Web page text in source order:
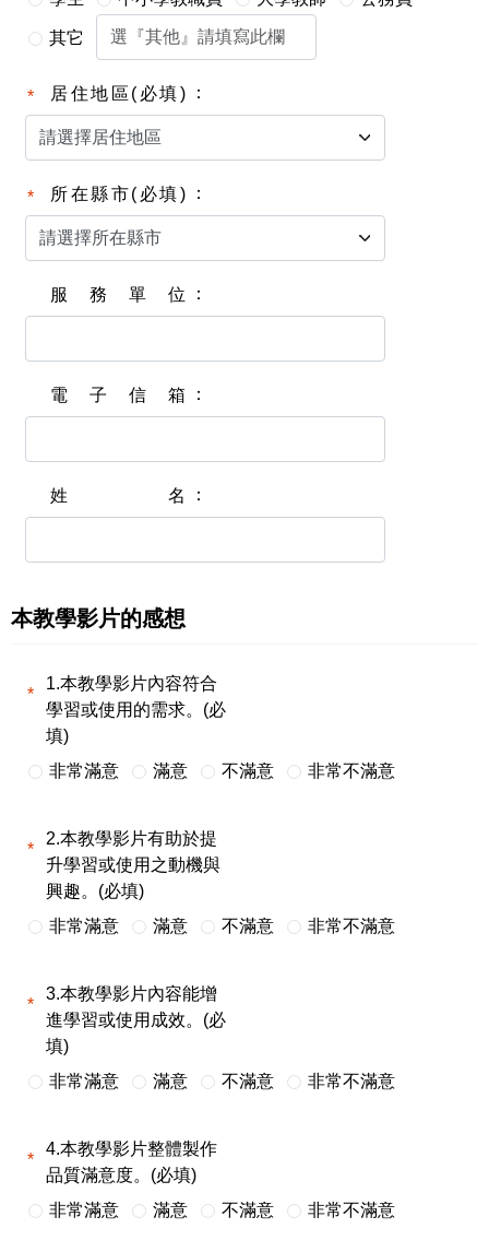
其它
居住地區(必填)
所在縣市(必填)
服務單位
電子信箱
姓名
本教學影片的感想
1.本教學影片內容符合
學習或使用的需求。(必
填)
非常滿意
滿意 不滿意 非常不滿意
2.本教學影片有助於提
升學習或使用之動機與
興趣。(必填)
非常滿意
滿意 不滿意 非常不滿意
3.本教學影片內容能增
進學習或使用成效。(必
填)
非常滿意
滿意 不滿意 非常不滿意
4.本教學影片整體製作
品質滿意度。(必填)
非常滿意
滿意 不滿意 非常不滿意